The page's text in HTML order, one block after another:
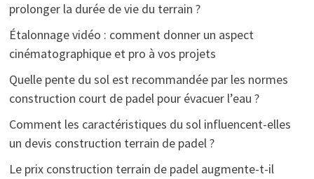
prolonger la durée de vie du terrain ?
Étalonnage vidéo : comment donner un aspect
cinématographique et pro à vos projets
Quelle pente du sol est recommandée par les normes
construction court de padel pour évacuer l’eau ?
Comment les caractéristiques du sol influencent-elles
un devis construction terrain de padel ?
Le prix construction terrain de padel augmente-t-il